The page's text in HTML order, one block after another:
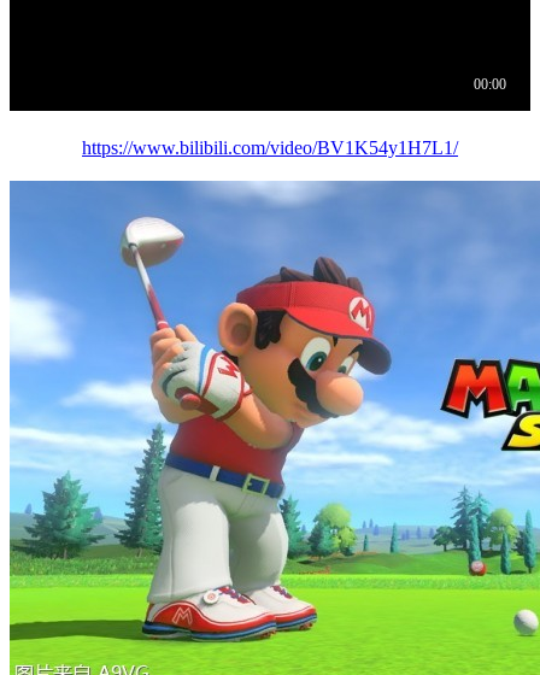
https://www.bilibili.com/video/BV1K54y1H7L1/